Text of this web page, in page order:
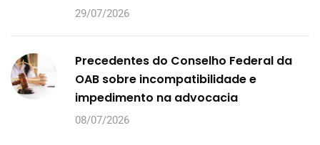
29/07/2026
Precedentes do Conselho Federal da
OAB sobre incompatibilidade e
impedimento na advocacia
08/07/2026